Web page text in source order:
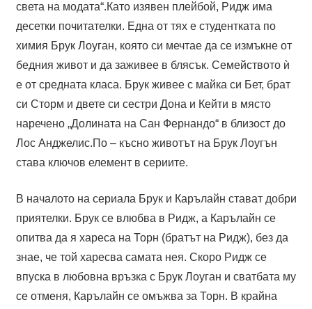
света на модата“.Като изявен плейбой, Ридж има
десетки почитателки. Една от тях е студентката по
химия Брук Лоуган, която си мечтае да се измъкне от
бедния живот и да заживее в блясък. Семейството ѝ
е от средната класа. Брук живее с майка си Бет, брат
си Сторм и двете си сестри Дона и Кейти в място
наречено „Долината на Сан Фернандо“ в близост до
Лос Анджелис.По – късно животът на Брук Лоугън
става ключов елемент в сериите.
В началото на сериала Брук и Карълайн стават добри
приятелки. Брук се влюбва в Ридж, а Карълайн се
опитва да я хареса на Торн (братът на Ридж), без да
знае, че той харесва самата нея. Скоро Ридж се
впуска в любовна връзка с Брук Лоуган и сватбата му
се отменя, Карълайн се омъжва за Торн. В крайна